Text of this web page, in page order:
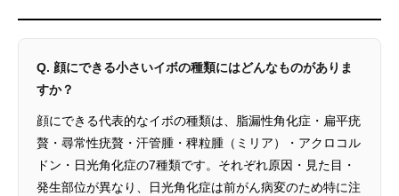
Q. 顔にできる小さいイボの種類にはどんなものがありま
すか？
顔にできる代表的なイボの種類は、脂漏性角化症・扁平疣
贅・尋常性疣贅・汗管腫・稗粒腫（ミリア）・アクロコル
ドン・日光角化症の7種類です。それぞれ原因・見た目・
発生部位が異なり、日光角化症は前がん病変のため特に注